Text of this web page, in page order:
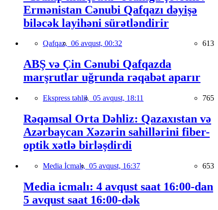
Ermənistan Cənubi Qafqazı dəyişə
biləcək layihəni sürətləndirir
Qafqaz, 06 avqust, 00:32 613
ABŞ və Çin Cənubi Qafqazda
marşrutlar uğrunda rəqabət aparır
Ekspress təhlil, 05 avqust, 18:11 765
Rəqəmsal Orta Dəhliz: Qazaxıstan və
Azərbaycan Xəzərin sahillərini fiber-
optik xətlə birləşdirdi
Media İcmalı, 05 avqust, 16:37 653
Media icmalı: 4 avqust saat 16:00-dan
5 avqust saat 16:00-dək